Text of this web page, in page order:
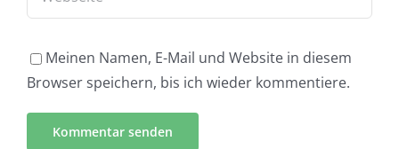
Meinen Namen, E-Mail und Website in diesem
Browser speichern, bis ich wieder kommentiere.